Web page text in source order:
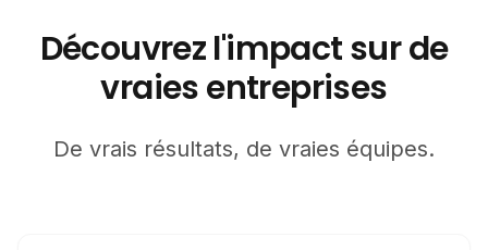
Découvrez l'impact sur de
vraies entreprises
De vrais résultats, de vraies équipes.